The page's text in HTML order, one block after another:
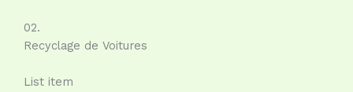
02.
Recyclage de Voitures
List item